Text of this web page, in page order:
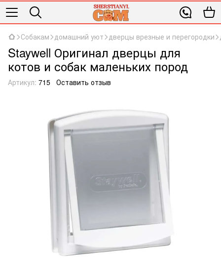
Собакам домашний уют дверцы врезные и перегородки
Staywell Оригинал дверцы для
котов и собак маленьких пород
Артикул: 715 Оставить отзыв